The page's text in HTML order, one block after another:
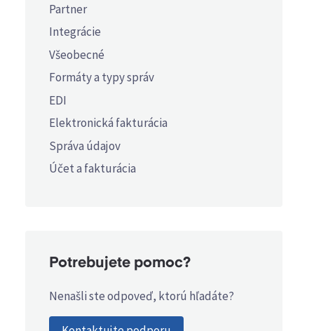
Partner
Integrácie
Všeobecné
Formáty a typy správ
EDI
Elektronická fakturácia
Správa údajov
Účet a fakturácia
Potrebujete pomoc?
Nenašli ste odpoveď, ktorú hľadáte?